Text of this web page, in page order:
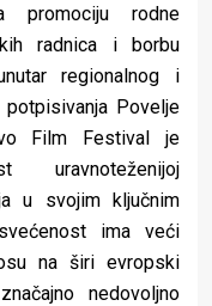
rodne
radnica i borbu
regionalnog i
Povelje
Film Festival je
uravnoteženijoj
u svojim ključnim
ima veći
na širi evropski
nedovoljno